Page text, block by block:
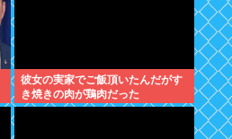
彼女の実家でご飯頂いたんだがす
き焼きの肉が鶏肉だった